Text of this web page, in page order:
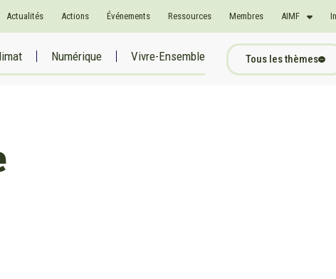
Actualités Actions Événements Ressources Membres AIMF
Numérique Vivre-Ensemble Tous les thèmes